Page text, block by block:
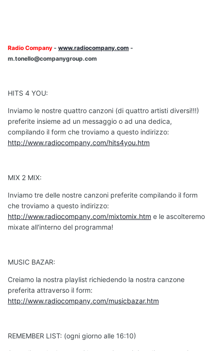
Radio Company - www.radiocompany.com -
m.tonello@companygroup.com
HITS 4 YOU:
Inviamo le nostre quattro canzoni (di quattro artisti diversi!!!)
preferite insieme ad un messaggio o ad una dedica,
compilando il form che troviamo a questo indirizzo:
http://www.radiocompany.com/hits4you.htm
MIX 2 MIX:
Inviamo tre delle nostre canzoni preferite compilando il form
che troviamo a questo indirizzo:
http://www.radiocompany.com/mixtomix.htm e le ascolteremo
mixate all'interno del programma!
MUSIC BAZAR:
Creiamo la nostra playlist richiedendo la nostra canzone
preferita attraverso il form:
http://www.radiocompany.com/musicbazar.htm
REMEMBER LIST: (ogni giorno alle 16:10)